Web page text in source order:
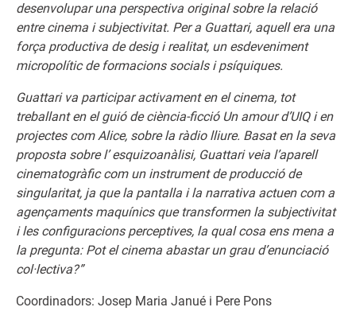
desenvolupar una perspectiva original sobre la relació
entre cinema i subjectivitat. Per a Guattari, aquell era una
força productiva de desig i realitat, un esdeveniment
micropolític de formacions socials i psíquiques.
Guattari va participar activament en el cinema, tot
treballant en el guió de ciència-ficció Un amour d’UIQ i en
projectes com Alice, sobre la ràdio lliure. Basat en la seva
proposta sobre l’ esquizoanàlisi, Guattari veia l’aparell
cinematogràfic com un instrument de producció de
singularitat, ja que la pantalla i la narrativa actuen com a
agençaments maquínics que transformen la subjectivitat
i les configuracions perceptives, la qual cosa ens mena a
la pregunta: Pot el cinema abastar un grau d’enunciació
col·lectiva?”
Coordinadors: Josep Maria Janué i Pere Pons